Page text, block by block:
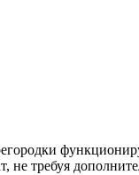
не требуя